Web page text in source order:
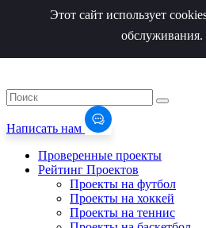
Написать нам
Проверенные проекты
Рейтинг Проектов
Проекты на футбол
Проекты на хоккей
Проекты на теннис
Этот сайт использует
обслуживания.